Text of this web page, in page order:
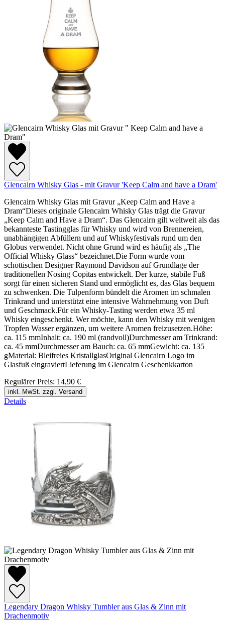
Glencairn Whisky Glas - mit Gravur 'Keep Calm and have a Dram'
Glencairn Whisky Glas mit Gravur „Keep Calm and Have a
Dram“Dieses originale Glencairn Whisky Glas trägt die Gravur
„Keep Calm and Have a Dram“. Das Glencairn gilt weltweit als das
bekannteste Tastingglas für Whisky und wird von Brennereien,
unabhängigen Abfüllern und auf Whiskyfestivals rund um den
Globus verwendet. Nicht ohne Grund wird es häufig als „The
Official Whisky Glass“ bezeichnet.Die Form wurde vom
schottischen Designer Raymond Davidson auf Grundlage der
traditionellen Nosing Copitas entwickelt. Der kurze, stabile Fuß
sorgt für einen sicheren Stand und ermöglicht es, das Glas bequem
zu schwenken. Die Tulpenform bündelt die Aromen im schmalen
Trinkrand und unterstützt eine intensive Wahrnehmung von Duft
und Geschmack.Für ein Whisky-Tasting werden etwa 35 ml
Whisky eingeschenkt. Wer möchte, kann den Whisky mit wenigen
Tropfen Wasser ergänzen, um weitere Aromen freizusetzen.Höhe:
ca. 115 mmInhalt: ca. 190 ml (randvoll)Durchmesser am Trinkrand:
ca. 45 mmDurchmesser am Bauch: ca. 65 mmGewicht: ca. 135
gMaterial: Bleifreies KristallglasOriginal Glencairn Logo im
Glasfuß eingraviertLieferung im Glencairn Geschenkkarton
Regulärer Preis: 14,90 €
inkl. MwSt. zzgl. Versand
Details
Legendary Dragon Whisky Tumbler aus Glas & Zinn mit
Drachenmotiv